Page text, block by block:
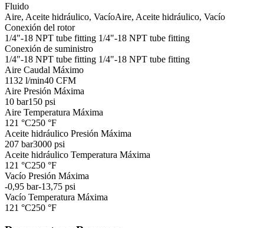
Fluido
Aire, Aceite hidráulico, VacíoAire, Aceite hidráulico, Vacío
Conexión del rotor
1/4"-18 NPT tube fitting 1/4"-18 NPT tube fitting
Conexión de suministro
1/4"-18 NPT tube fitting 1/4"-18 NPT tube fitting
Aire Caudal Máximo
1132 l/min40 CFM
Aire Presión Máxima
10 bar150 psi
Aire Temperatura Máxima
121 °C250 °F
Aceite hidráulico Presión Máxima
207 bar3000 psi
Aceite hidráulico Temperatura Máxima
121 °C250 °F
Vacío Presión Máxima
-0,95 bar-13,75 psi
Vacío Temperatura Máxima
121 °C250 °F